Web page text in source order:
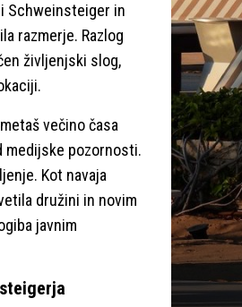
Schweinsteiger in
razmerje. Razlog
življenjski slog,
večino časa
medijske pozornosti.
Kot navaja
družini in novim
javnim